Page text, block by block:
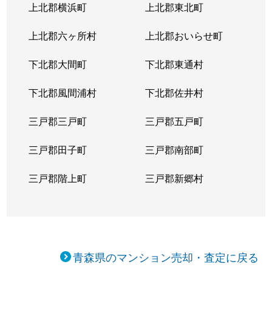
上北郡横浜町 上北郡東北町
上北郡六ヶ所村 上北郡おいらせ町
下北郡大間町 下北郡東通村
下北郡風間浦村 下北郡佐井村
三戸郡三戸町 三戸郡五戸町
三戸郡田子町 三戸郡南部町
三戸郡階上町 三戸郡新郷村
青森県のマンション売却・査定に戻る